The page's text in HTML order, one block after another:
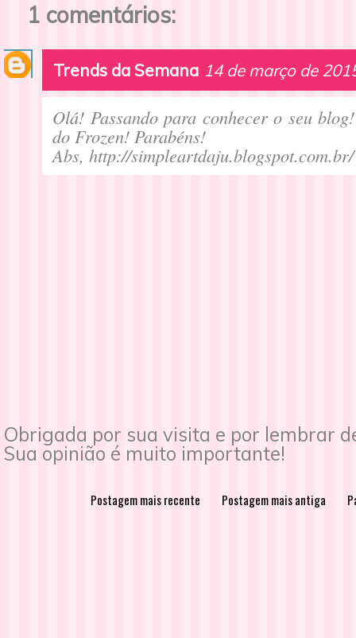
1 comentários:
Trends da Semana 14 de março de
Olá! Passando para conhecer o seu
do Frozen! Parabéns!
Abs, http://simpleartdaju.blogspot.com.br/
Obrigada por sua visita e por lembrar
Sua opinião é muito importante!
Postagem mais recente Postagem mais antiga